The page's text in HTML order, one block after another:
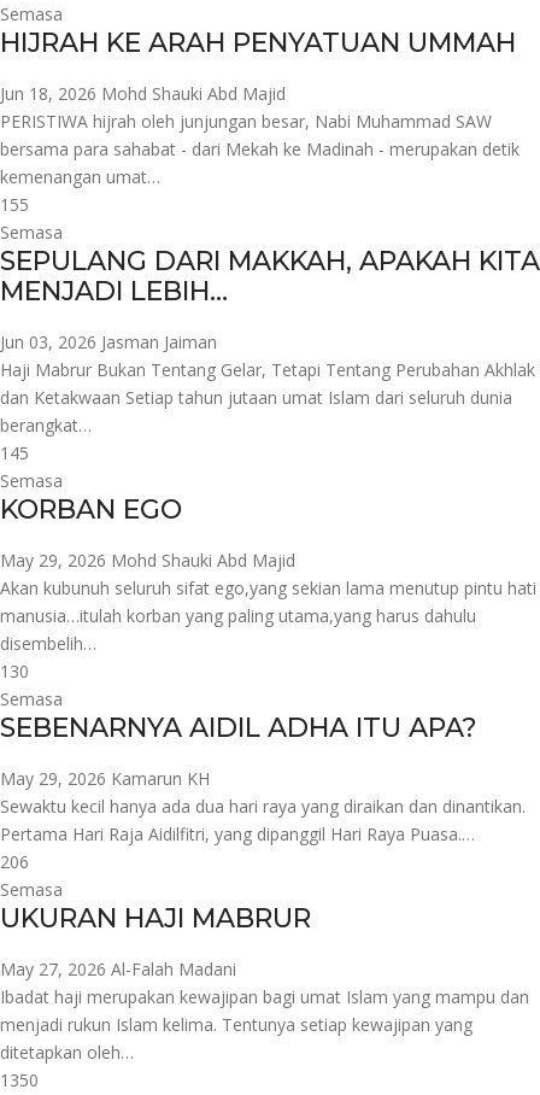
Semasa
HIJRAH KE ARAH PENYATUAN UMMAH
Jun 18, 2026 Mohd Shauki Abd Majid
PERISTIWA hijrah oleh junjungan besar, Nabi Muhammad SAW
bersama para sahabat - dari Mekah ke Madinah - merupakan detik
kemenangan umat…
155
Semasa
SEPULANG DARI MAKKAH, APAKAH KITA
MENJADI LEBIH…
Jun 03, 2026 Jasman Jaiman
Haji Mabrur Bukan Tentang Gelar, Tetapi Tentang Perubahan Akhlak
dan Ketakwaan Setiap tahun jutaan umat Islam dari seluruh dunia
berangkat…
145
Semasa
KORBAN EGO
May 29, 2026 Mohd Shauki Abd Majid
Akan kubunuh seluruh sifat ego,yang sekian lama menutup pintu hati
manusia…itulah korban yang paling utama,yang harus dahulu
disembelih…
130
Semasa
SEBENARNYA AIDIL ADHA ITU APA?
May 29, 2026 Kamarun KH
Sewaktu kecil hanya ada dua hari raya yang diraikan dan dinantikan.
Pertama Hari Raja Aidilfitri, yang dipanggil Hari Raya Puasa.…
206
Semasa
UKURAN HAJI MABRUR
May 27, 2026 Al-Falah Madani
Ibadat haji merupakan kewajipan bagi umat Islam yang mampu dan
menjadi rukun Islam kelima. Tentunya setiap kewajipan yang
ditetapkan oleh…
1350